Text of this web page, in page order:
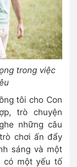
trong việc
tôi cho Con
trò chuyện
những câu
chơi ấn đẩy
sáng và một
có một yếu tố